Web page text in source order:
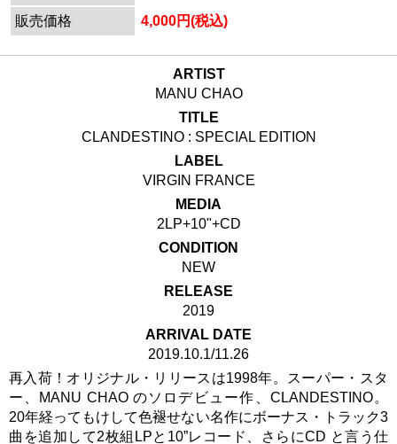
販売価格
4,000円(税込)
ARTIST
MANU CHAO
TITLE
CLANDESTINO : SPECIAL EDITION
LABEL
VIRGIN FRANCE
MEDIA
2LP+10"+CD
CONDITION
NEW
RELEASE
2019
ARRIVAL DATE
2019.10.1/11.26
再入荷！オリジナル・リリースは1998年。スーパー・スタ
ー、MANU CHAO のソロデビュー作、CLANDESTINO。
20年経ってもけして色褪せない名作にボーナス・トラック3
曲を追加して2枚組LPと10”レコード、さらにCD と言う仕